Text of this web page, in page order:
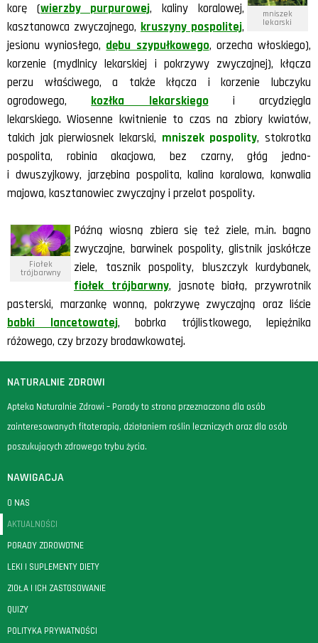
mniszek
lekarski
korę (wierzby purpurowej, kaliny koralowej,
kasztanowca zwyczajnego, kruszyny pospolitej,
jesionu wyniosłego, dębu szypułkowego, orzecha włoskiego),
korzenie (mydlnicy lekarskiej i pokrzywy zwyczajnej), kłącza
perzu właściwego, a także kłącza i korzenie lubczyku
ogrodowego, kozłka lekarskiegoi arcydzięgla
lekarskiego. Wiosenne kwitnienie to czas na zbiory kwiatów,
takich jak pierwiosnek lekarski, mniszek pospolity, stokrotka
pospolita, robinia akacjowa, bez czarny, głóg jedno-
i dwuszyjkowy, jarzębina pospolita, kalina koralowa, konwalia
majowa, kasztanowiec zwyczajny i przelot pospolity.
Fiołek
trójbarwny
Późną wiosną zbiera się też ziele, m.in. bagno
zwyczajne, barwinek pospolity, glistnik jaskółcze
ziele, tasznik pospolity, bluszczyk kurdybanek,
fiołek trójbarwny, jasnotę białą, przywrotnik
pasterski, marzankę wonną, pokrzywę zwyczajną oraz liście
babki lancetowatej, bobrka trójlistkowego, lepiężnika
różowego, czy brzozy brodawkowatej.
NATURALNIE ZDROWI
Apteka Naturalnie Zdrowi – Porady to strona przeznaczona dla osób
zainteresowanych fitoterapią, działaniem roślin leczniczych oraz dla osób
poszukujących zdrowego trybu życia.
NAWIGACJA
O NAS
AKTUALNOŚCI
PORADY ZDROWOTNE
LEKI I SUPLEMENTY DIETY
ZIOŁA I ICH ZASTOSOWANIE
QUIZY
POLITYKA PRYWATNOŚCI